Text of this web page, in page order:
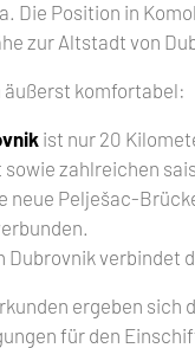
Die Position in
zur Altstadt von
komfortabel:
ist nur 20
zahlreichen
neue Pelješac-
Dubrovnik verbindet
ergeben sich
für den